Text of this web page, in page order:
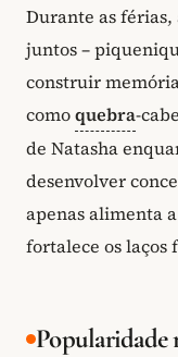
Durante as
juntos –
construir
comoquebra-
de Natasha
desenvolver
apenas alimenta
fortalece os laços
Popularidade